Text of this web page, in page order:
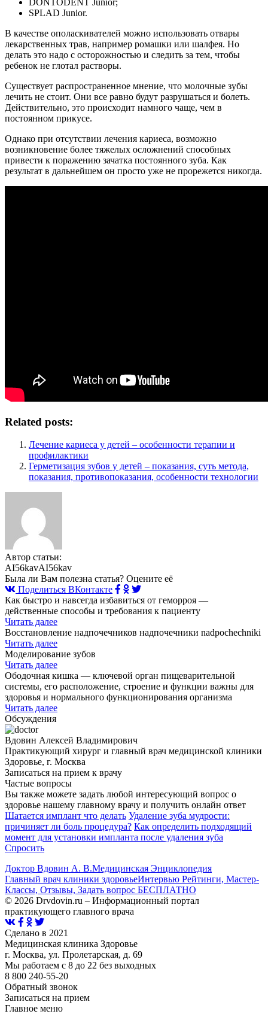
SPLAD Junior.
В качестве ополаскивателей можно использовать отвары
лекарственных трав, например ромашки или шалфея. Но
делать это надо с осторожностью и следить за тем, чтобы
ребенок не глотал растворы.
Существует распространенное мнение, что молочные зубы
лечить не стоит. Они все равно будут разрушаться и болеть.
Действительно, это происходит намного чаще, чем в
постоянном прикусе.
Однако при отсутствии лечения кариеса, возможно
возникновение более тяжелых осложнений способных
привести к поражению зачатка постоянного зуба. Как
результат в дальнейшем он просто уже не прорежется никогда.
Related posts:
Лечение кариеса у детей – особенности терапии и
профилактики
Герметизация зубов у детей – показания, суть метода,
показания, противопоказания, особенности технологии
Автор статьи:
AI56kavAI56kav
Была ли Вам полезна статья? Оцените её
Поделиться ВКонтакте
Как быстро и навсегда избавиться от геморроя —
действенные способы и требования к пациенту
Читать далее
Восстановление надпочечников надпочечники nadpochechniki
Читать далее
Моделирование зубов
Читать далее
Ободочная кишка — ключевой орган пищеварительной
системы, его расположение, строение и функции важны для
здоровья и нормального функционирования организма
Читать далее
Обсуждения
Вдовин Алексей Владимирович
Практикующий хирург и главный врач медицинской клиники
Здоровье, г. Москва
Записаться на прием к врачу
Частые вопросы
Вы также можете задать любой интересующий вопрос о
здоровье нашему главному врачу и получить онлайн ответ
Шатается имплант что делать Удаление зуба мудрости:
причиняет ли боль процедура? Как определить подходящий
момент для установки импланта после удаления зуба
Спросить
Доктор Вдовин А. В.Медицинская Энциклопедия
Главный врач клиники здоровьеИнтервью Рейтинги, Мастер-
Классы, Отзывы, Задать вопрос БЕСПЛАТНО
© 2026 Drvdovin.ru – Информационный портал
практикующего главного врача
Сделано в 2021
Медицинская клиника Здоровье
г. Москва, ул. Пролетарская, д. 69
Мы работаем с 8 до 22 без выходных
8 800 240-55-20
Обратный звонок
Записаться на прием
Главное меню